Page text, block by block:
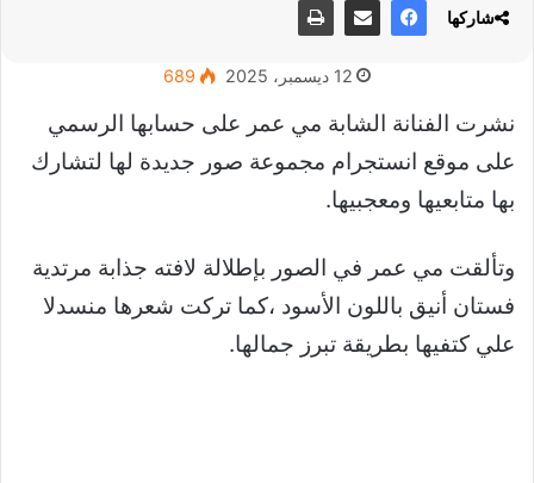
12 ديسمبر، 2025 689
نشرت الفنانة الشابة مي عمر على حسابها الرسمي
على موقع انستجرام مجموعة صور جديدة لها لتشارك
بها متابعيها ومعجبيها.
وتألقت مي عمر في الصور بإطلالة لافته جذابة مرتدية
فستان أنيق باللون الأسود ،كما تركت شعرها منسدلا
علي كتفيها بطريقة تبرز جمالها.
شاركها